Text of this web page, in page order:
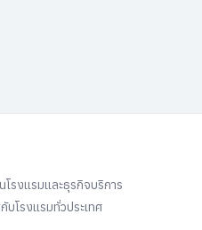
รงแรมและธุรกิจบริการ
โรงแรมทั่วประเทศ